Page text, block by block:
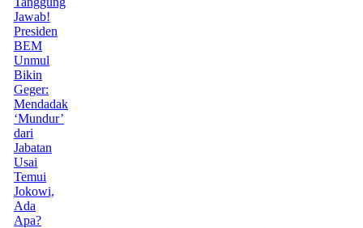
Jawab!
Presiden
BEM
Unmul
Bikin
Geger:
Mendadak
‘Mundur’
dari
Jabatan
Usai
Temui
Jokowi,
Ada
Apa?